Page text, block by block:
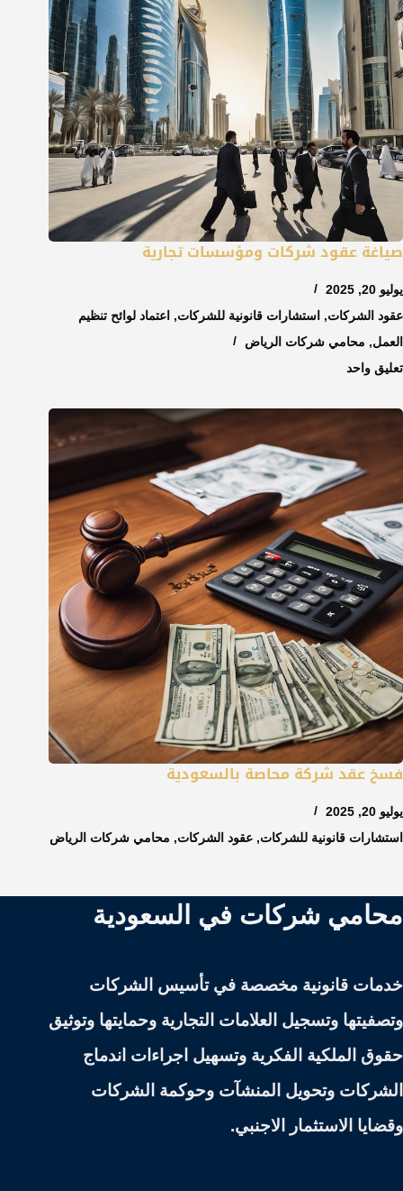
صياغة عقود شركات ومؤسسات تجارية
يوليو 20, 2025
عقود الشركات, استشارات قانونية للشركات, اعتماد لوائح تنظيم
العمل, محامي شركات الرياض
تعليق واحد
فسخ عقد شركة محاصة بالسعودية
يوليو 20, 2025
استشارات قانونية للشركات, عقود الشركات, محامي شركات الرياض
محامي شركات في السعودية
خدمات قانونية مخصصة في تأسيس الشركات
وتصفيتها وتسجيل العلامات التجارية وحمايتها وتوثيق
حقوق الملكية الفكرية وتسهيل اجراءات اندماج
الشركات وتحويل المنشآت وحوكمة الشركات
وقضايا الاستثمار الاجنبي.